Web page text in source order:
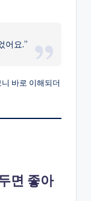
어요.”
바로 이해되더
면 좋아